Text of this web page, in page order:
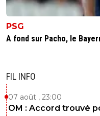
PSG
A fond sur Pacho, le
FIL INFO
07 août , 23:00
OM : Accord trouvé